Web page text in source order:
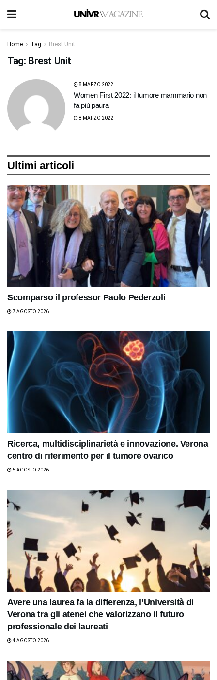
Home Tag Brest Unit
Tag: Brest Unit
8 MARZO 2022
Women First 2022: il tumore mammario non
fa più paura
8 MARZO 2022
Ultimi articoli
Scomparso il professor Paolo Pederzoli
7 AGOSTO 2026
Ricerca, multidisciplinarietà e innovazione. Verona
centro di riferimento per il tumore ovarico
5 AGOSTO 2026
Avere una laurea fa la differenza, l’Università di
Verona tra gli atenei che valorizzano il futuro
professionale dei laureati
4 AGOSTO 2026